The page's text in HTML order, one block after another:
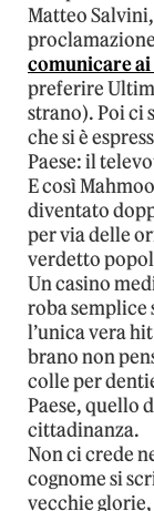
Matteo
comunicare
preferire
strano). Poi ci
che si è
Paese: il
E così
diventato
per via delle
verdetto
Un casino
roba semplice
l’unica vera
brano non
colle per
Paese, quello
cittadinanza.
Non ci crede
cognome si
vecchie